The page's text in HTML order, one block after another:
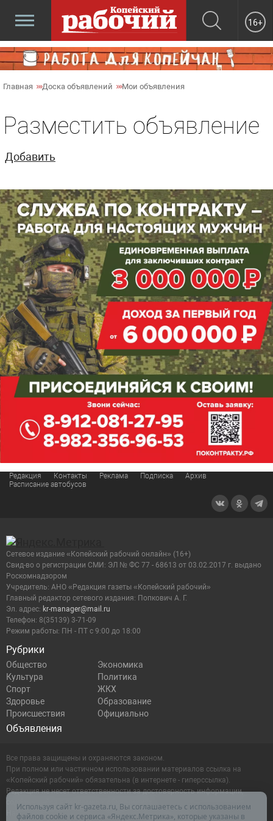
16+
Главная Доска объявлений Мои объявления
Разместить объявление
Добавить
Редакция Контакты Реклама Подписка
Архив
Расписание автобусов
Рубрики
Общество
Экономика
Культура
Политика
Спорт
ЖКХ
Здоровье
Образование
Происшествия
Официально
Объявления
Сетевое издание «Копейский рабочий онлайн» (16+)
Cвид-во о регистрации СМИ: ЭЛ № ФС 77 - 68613 от 03.02.2017 г. выдано
Роскомнадзором
Учредитель: АНО «Редакция газеты «Копейский рабочий»
Главный редактор сетевого издания: Попкович А. Г.
Эл. адрес: kr-manager@mail.ru
Телефон: 8(35139) 3-71-09
Режим работы: ПН - ПТ с 9:00 до 18:00
Все права защищены и охраняются законом.
При полном или частичном использовании материалов ссылка на
«Копейский рабочий» обязательна (в интернете - гиперссылка).
Редакция не несет ответственности за достоверность информации,
содержащейся в рекламных объявлениях.
Настоящий ресурс может содержать материалы 16+
Используя сайт kr-gazeta.ru, Вы соглашаетесь с использованием
файлов cookie и сервиса «Яндекс.Метрика», которые указаны в